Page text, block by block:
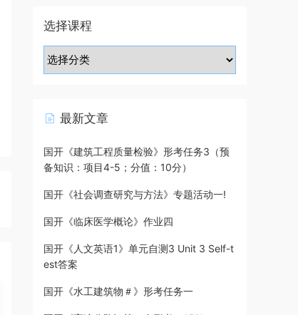
选择课程
最新文章
国开《建筑工程质量检验》形考任务3（预
备知识：项目4-5；分值：10分）
国开《社会调查研究与方法》专题活动一!
国开《临床医学概论》作业四
国开《人文英语1》单元自测3 Unit 3 Self-t
est答案
国开《水工建筑物＃》形考任务一